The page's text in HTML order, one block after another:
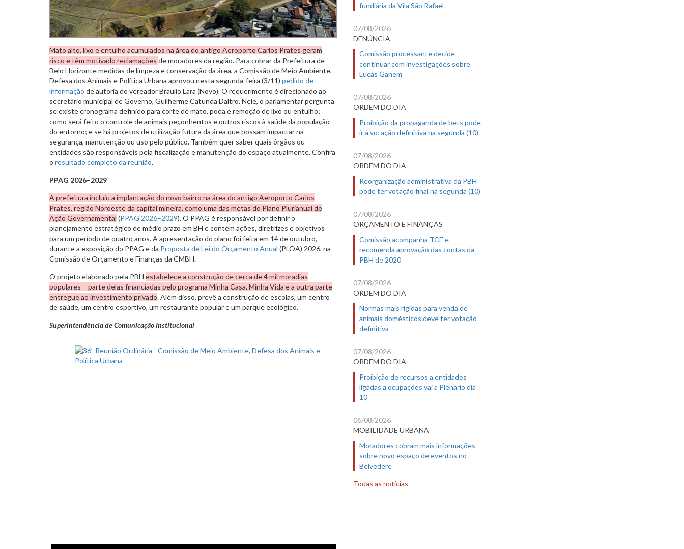
Mato alto, lixo e entulho acumulados na área do antigo Aeroporto Carlos Prates geram
risco e têm motivado reclamações de moradores da região. Para cobrar da Prefeitura de
Belo Horizonte medidas de limpeza e conservação da área, a Comissão de Meio Ambiente,
Defesa dos Animais e Política Urbana aprovou nesta segunda-feira (3/11) pedido de
informação de autoria do vereador Braulio Lara (Novo). O requerimento é direcionado ao
secretário municipal de Governo, Guilherme Catunda Daltro. Nele, o parlamentar pergunta
se existe cronograma definido para corte de mato, poda e remoção de lixo ou entulho;
como será feito o controle de animais peçonhentos e outros riscos à saúde da população
do entorno; e se há projetos de utilização futura da área que possam impactar na
segurança, manutenção ou uso pelo público. Também quer saber quais órgãos ou
entidades são responsáveis pela fiscalização e manutenção do espaço atualmente. Confira
o resultado completo da reunião.
PPAG 2026–2029
A prefeitura incluiu a implantação do novo bairro na área do antigo Aeroporto Carlos
Prates, região Noroeste da capital mineira, como uma das metas do Plano Plurianual de
Ação Governamental (PPAG 2026–2029). O PPAG é responsável por definir o
planejamento estratégico de médio prazo em BH e contém ações, diretrizes e objetivos
para um período de quatro anos. A apresentação do plano foi feita em 14 de outubro,
durante a exposição do PPAG e da Proposta de Lei do Orçamento Anual (PLOA) 2026, na
Comissão de Orçamento e Finanças da CMBH.
O projeto elaborado pela PBH estabelece a construção de cerca de 4 mil moradias
populares – parte delas financiadas pelo programa Minha Casa, Minha Vida e a outra parte
entregue ao investimento privado. Além disso, prevê a construção de escolas, um centro
de saúde, um centro esportivo, um restaurante popular e um parque ecológico.
Superintendência de Comunicação Institucional
fundiária da Vila São Rafael
07/08/2026
DENÚNCIA
Comissão processante decide
continuar com investigações sobre
Lucas Ganem
07/08/2026
ORDEM DO DIA
Proibição da propaganda de bets pode
ir à votação definitiva na segunda (10)
07/08/2026
ORDEM DO DIA
Reorganização administrativa da PBH
pode ter votação final na segunda (10)
07/08/2026
ORÇAMENTO E FINANÇAS
Comissão acompanha TCE e
recomenda aprovação das contas da
PBH de 2020
07/08/2026
ORDEM DO DIA
Normas mais rígidas para venda de
animais domésticos deve ter votação
definitiva
07/08/2026
ORDEM DO DIA
Proibição de recursos a entidades
ligadas a ocupações vai a Plenário dia
10
06/08/2026
MOBILIDADE URBANA
Moradores cobram mais informações
sobre novo espaço de eventos no
Belvedere
Todas as notícias